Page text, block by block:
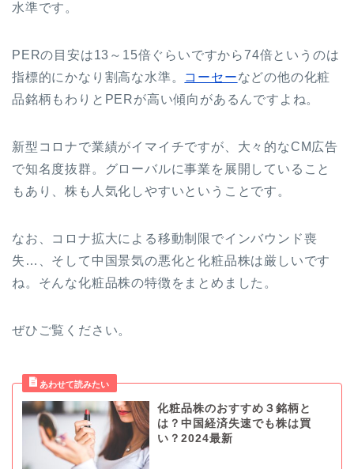
水準です。
PERの目安は13～15倍ぐらいですから74倍というのは
指標的にかなり割高な水準。 コーセーなどの他の化粧
品銘柄もわりとPERが高い傾向があるんですよね。
新型コロナで業績がイマイチですが、大々的なCM広告
で知名度抜群。グローバルに事業を展開していること
もあり、株も人気化しやすいということです。
なお、コロナ拡大による移動制限でインバウンド喪
失…、そして中国景気の悪化と化粧品株は厳しいです
ね。そんな化粧品株の特徴をまとめました。
ぜひご覧ください。
化粧品株のおすすめ３銘柄と
は？中国経済失速でも株は買
い？2024最新